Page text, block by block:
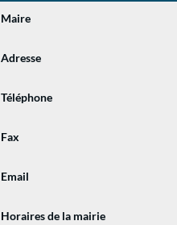
Maire
Adresse
Téléphone
Fax
Email
Horaires de la mairie